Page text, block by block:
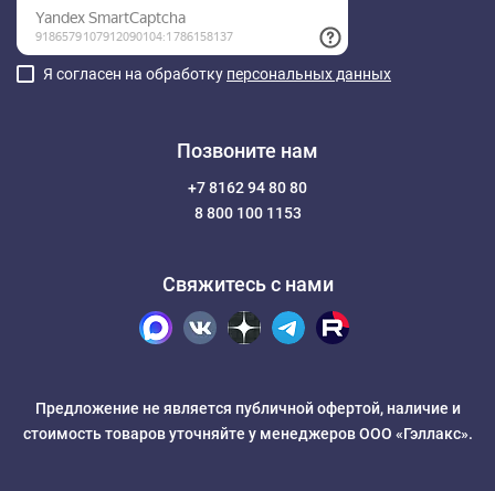
Я согласен на обработку персональных данных
Позвоните нам
+7 8162 94 80 80
8 800 100 1153
Свяжитесь с нами
Предложение не является публичной офертой, наличие и
стоимость товаров уточняйте у менеджеров ООО «Гэллакс».